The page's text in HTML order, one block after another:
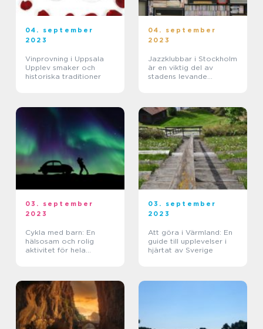
04. september
2023
Vinprovning i Uppsala
Upplev smaker och
historiska traditioner
04. september
2023
Jazzklubbar i Stockholm
är en viktig del av
stadens levande
03. september
2023
Cykla med barn: En
hälsosam och rolig
aktivitet för hela
03. september
2023
Att göra i Värmland: En
guide till upplevelser i
hjärtat av Sverige